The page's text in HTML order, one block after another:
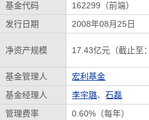
基金代码
162299（前端）
发行日期
2008年08月25日
净资产规模 17.43亿元（截止至
基金管理人
宏利基金
基金经理人
李宇璐、石磊
管理费率
0.60%（每年）